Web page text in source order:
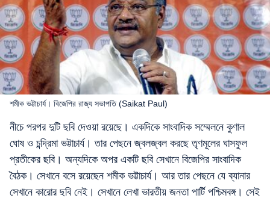
শমীক ভট্টাচার্য। বিজেপির রাজ্য সভাপতি (Saikat Paul)
নীচে পরপর দুটি ছবি দেওয়া রয়েছে। একদিকে সাংবাদিক সম্মেলনে কুণাল
ঘোষ ও চন্দ্রিমা ভট্টাচার্য। তার পেছনে জ্বলজ্বল করছে তৃণমূলের ঘাসফুল
প্রতীকের ছবি। অন্যদিকে অপর একটি ছবি সেখানে বিজেপির সাংবাদিক
বৈঠক। সেখানে বসে রয়েছেন শমীক ভট্টাচার্য। আর তার পেছনে যে ব্যানার
সেখানে কারোর ছবি নেই। সেখানে লেখা ভারতীয় জনতা পার্টি পশ্চিমবঙ্গ। সেই